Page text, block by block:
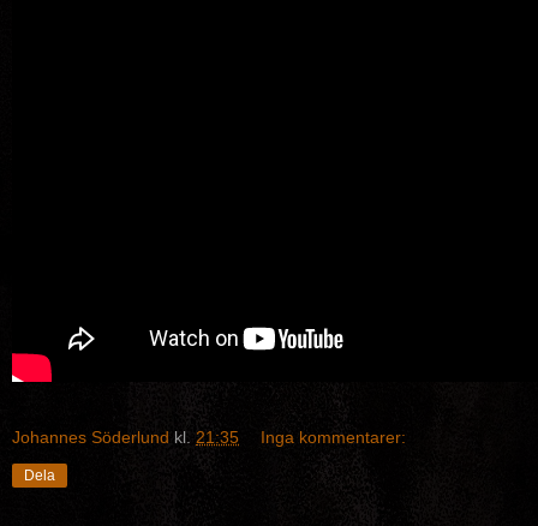
Johannes Söderlund kl. 21:35 Inga kommentarer:
Dela